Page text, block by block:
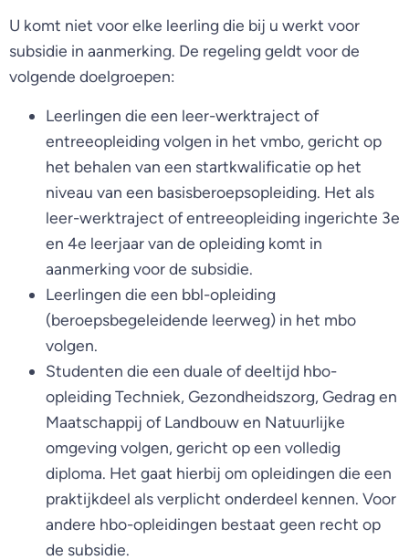
U komt niet voor elke leerling die bij u werkt voor
subsidie in aanmerking. De regeling geldt voor de
volgende doelgroepen:
Leerlingen die een leer-werktraject of
entreeopleiding volgen in het vmbo, gericht op
het behalen van een startkwalificatie op het
niveau van een basisberoepsopleiding. Het als
leer-werktraject of entreeopleiding ingerichte 3e
en 4e leerjaar van de opleiding komt in
aanmerking voor de subsidie.
Leerlingen die een bbl-opleiding
(beroepsbegeleidende leerweg) in het mbo
volgen.
Studenten die een duale of deeltijd hbo-
opleiding Techniek, Gezondheidszorg, Gedrag en
Maatschappij of Landbouw en Natuurlijke
omgeving volgen, gericht op een volledig
diploma. Het gaat hierbij om opleidingen die een
praktijkdeel als verplicht onderdeel kennen. Voor
andere hbo-opleidingen bestaat geen recht op
de subsidie.